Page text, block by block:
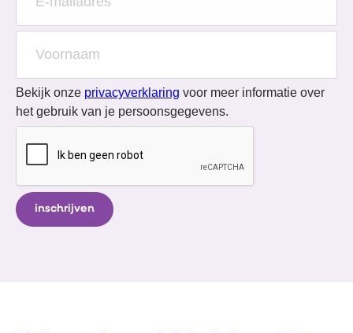
Bekijk onze privacyverklaring voor meer informatie over
het gebruik van je persoonsgegevens.